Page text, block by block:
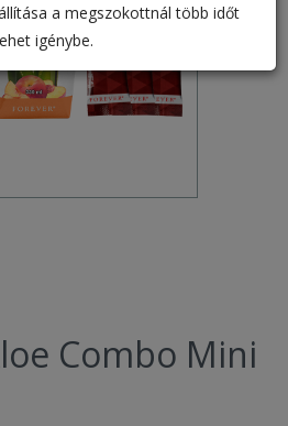
a megszokottnál több időt
igénybe.
Combo Mini